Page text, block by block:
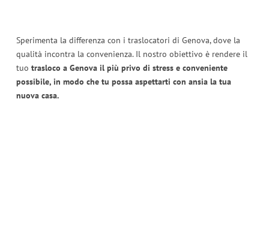
Sperimenta la differenza con i traslocatori di Genova, dove la
qualità incontra la convenienza. Il nostro obiettivo è rendere il
tuo trasloco a Genova il più privo di stress e conveniente
possibile, in modo che tu possa aspettarti con ansia la tua
nuova casa.